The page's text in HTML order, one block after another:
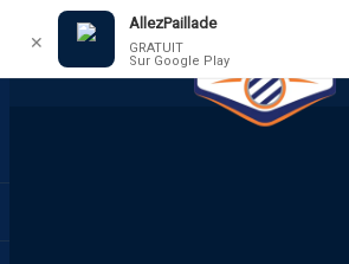
✕
AllezPaillade
GRATUIT
Sur Google Play